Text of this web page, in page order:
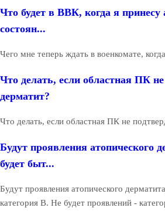
Что будет в ВВК, когда я принесу
состоян...
Чего мне теперь ждать в военкомате,
Что делать, если областная ПК
дерматит?
Что делать, если областная ПК не
Будут проявления атопического
будет быт...
Будут проявления атопического
категория В. Не будет проявлений -